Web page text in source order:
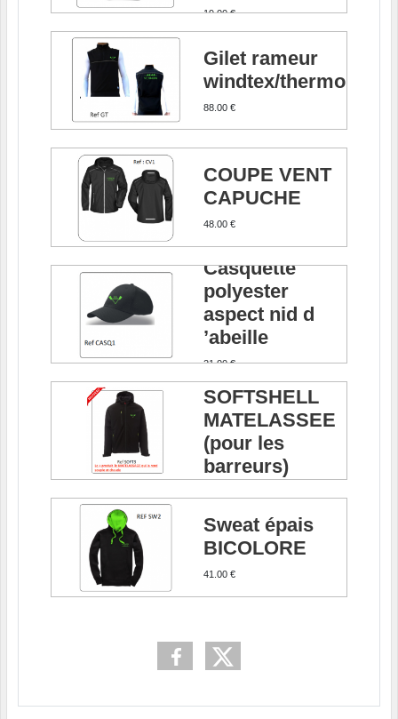
19.00 €
Gilet rameur
windtex/thermolite
88.00 €
COUPE VENT
CAPUCHE
48.00 €
Casquette
polyester
aspect nid d
’abeille
21.00 €
SOFTSHELL
MATELASSEE
(pour les
barreurs)
Sweat épais
BICOLORE
41.00 €